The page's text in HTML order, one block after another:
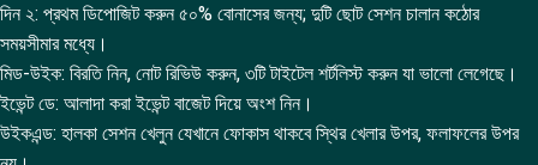
দিন ২: প্রথম ডিপোজিট করুন ৫০% বোনাসের জন্য; দুটি ছোট সেশন চালান কঠোর
সময়সীমার মধ্যে।
মিড-উইক: বিরতি নিন, নোট রিভিউ করুন, ৩টি টাইটেল শর্টলিস্ট করুন যা ভালো লেগেছে।
ইভেন্ট ডে: আলাদা করা ইভেন্ট বাজেট দিয়ে অংশ নিন।
উইকএন্ড: হালকা সেশন খেলুন যেখানে ফোকাস থাকবে স্থির খেলার উপর, ফলাফলের উপর